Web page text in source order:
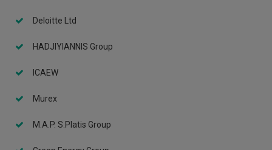
Deloitte Ltd
HADJIYIANNIS Group
ICAEW
Murex
M.A.P. S.Platis Group